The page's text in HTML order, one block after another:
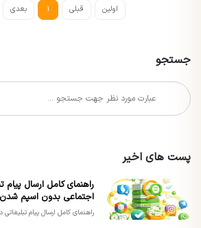
اولین قبلی 1 بعدی
جستجو
پست های اخیر
راهنمای کامل ارسال پیام
اجتماعی بدون اسپم شدن
راهنمای کامل ارسال پیام